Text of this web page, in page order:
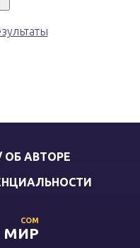
ОБ АВТОРЕ
МИР
COM